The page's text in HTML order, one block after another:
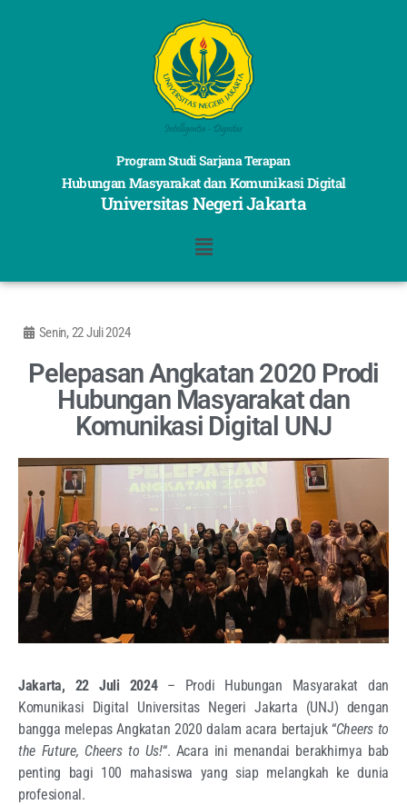
Program Studi Sarjana Terapan
Hubungan Masyarakat dan Komunikasi Digital
Universitas Negeri Jakarta
Senin, 22 Juli 2024
Pelepasan Angkatan 2020 Prodi
Hubungan Masyarakat dan
Komunikasi Digital UNJ
Jakarta, 22 Juli 2024– Prodi Hubungan Masyarakat dan
Komunikasi Digital Universitas Negeri Jakarta (UNJ) dengan
bangga melepas Angkatan 2020 dalam acara bertajuk “Cheers to
the Future, Cheers to Us!“. Acara ini menandai berakhirnya bab
penting bagi 100 mahasiswa yang siap melangkah ke dunia
profesional.